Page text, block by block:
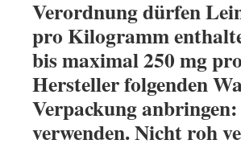
Verordnung dürfen
pro Kilogramm
bis maximal 250 mg
Hersteller folgenden
Verpackung
verwenden. Nicht roh